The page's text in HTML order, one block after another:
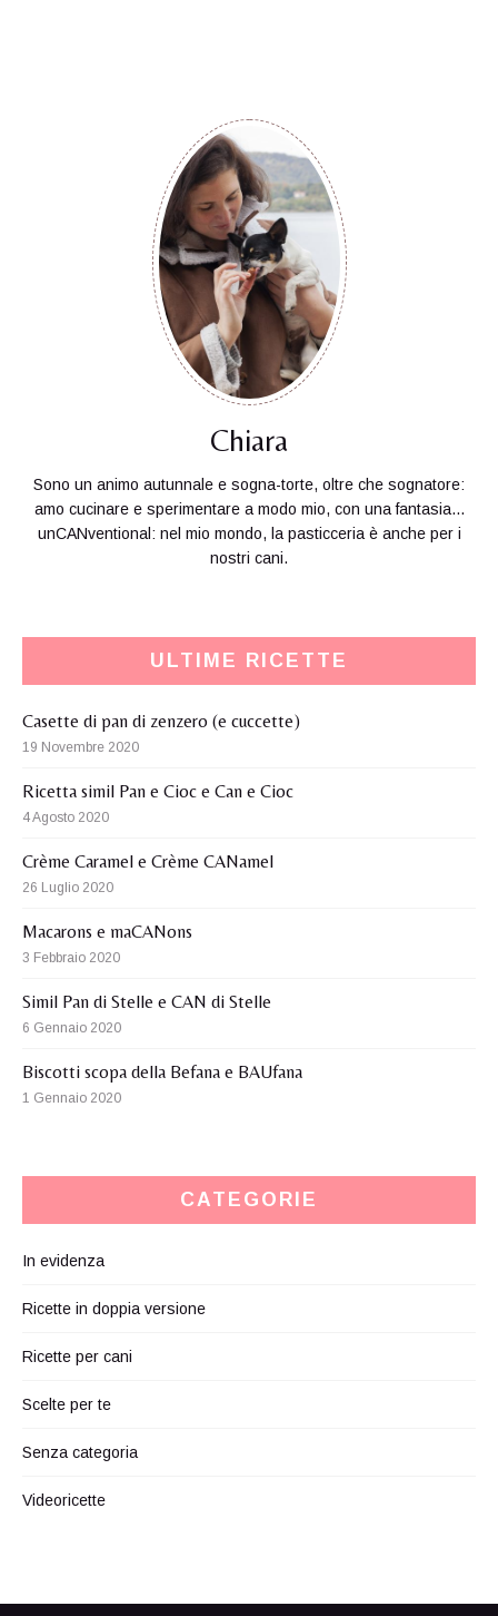
Chiara
Sono un animo autunnale e sogna-torte, oltre che sognatore:
amo cucinare e sperimentare a modo mio, con una fantasia...
unCANventional: nel mio mondo, la pasticceria è anche per i
nostri cani.
ULTIME RICETTE
Casette di pan di zenzero (e cuccette)
19 Novembre 2020
Ricetta simil Pan e Cioc e Can e Cioc
4 Agosto 2020
Crème Caramel e Crème CANamel
26 Luglio 2020
Macarons e maCANons
3 Febbraio 2020
Simil Pan di Stelle e CAN di Stelle
6 Gennaio 2020
Biscotti scopa della Befana e BAUfana
1 Gennaio 2020
CATEGORIE
In evidenza
Ricette in doppia versione
Ricette per cani
Scelte per te
Senza categoria
Videoricette